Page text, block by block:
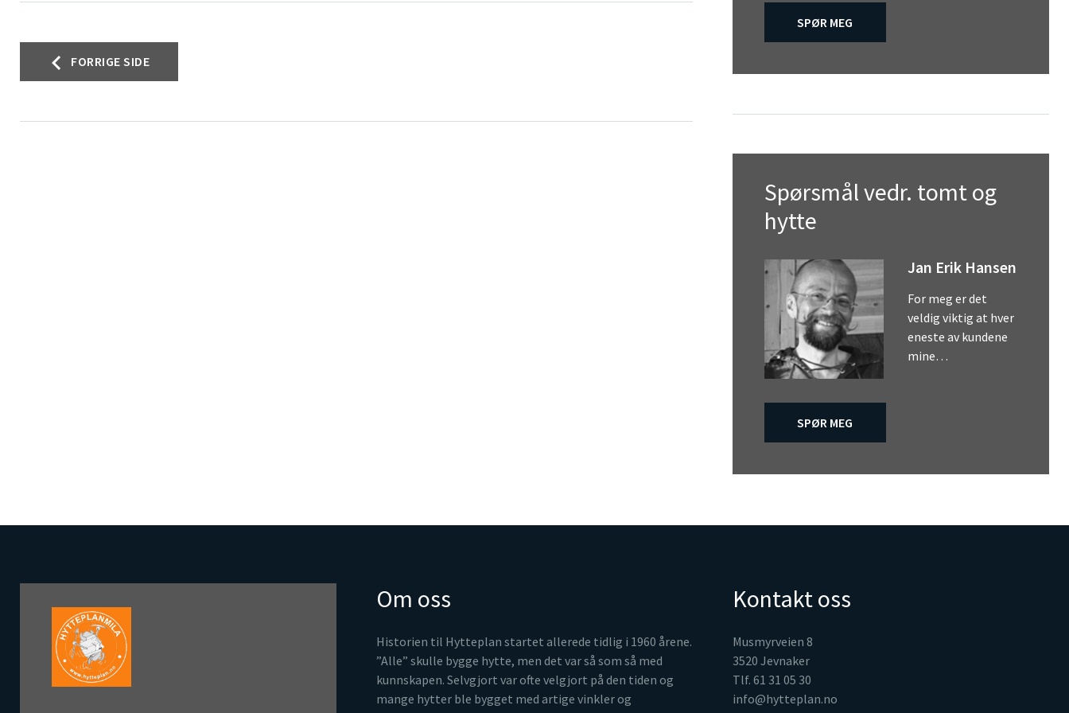
Innleggsnavigasjon
FORRIGE SIDE
SPØR MEG
Spørsmål vedr. tomt og
hytte
Jan Erik Hansen
For meg er det
veldig viktig at hver
eneste av kundene
mine…
SPØR MEG
Om oss
Historien til Hytteplan startet allerede tidlig i 1960 årene.
”Alle” skulle bygge hytte, men det var så som så med
kunnskapen. Selvgjort var ofte velgjort på den tiden og
mange hytter ble bygget med artige vinkler og
Kontakt oss
Musmyrveien 8
3520 Jevnaker
Tlf. 61 31 05 30
info@hytteplan.no